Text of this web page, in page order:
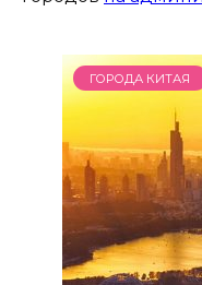
ГОРОДА КИТАЯ